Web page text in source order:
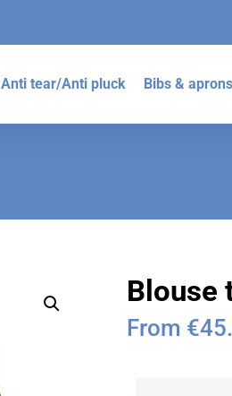
Anti tear/Anti pluck Bibs & aprons
Blouse
From €